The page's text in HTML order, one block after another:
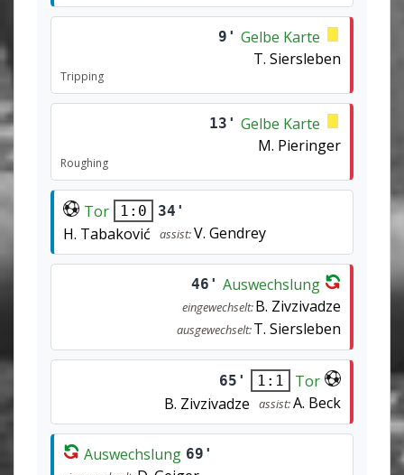
9' Gelbe Karte
T. Siersleben
Tripping
13' Gelbe Karte
M. Pieringer
Roughing
Tor 1:0 34'
H. Tabaković assist:V. Gendrey
46' Auswechslung
eingewechselt:B. Zivzivadze
ausgewechselt:T. Siersleben
65' 1:1
Tor
B. Zivzivadze
assist:A. Beck
Auswechslung 69'